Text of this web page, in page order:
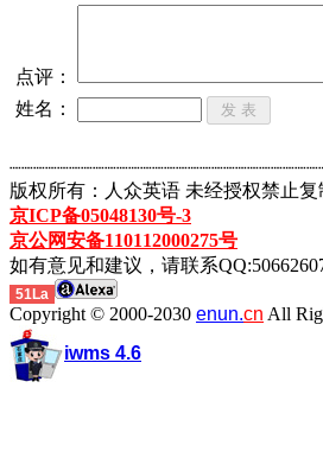
点评：
姓名：
版权所有：人众英语 未经授权禁止
京ICP备05048130号-3
京公网安备110112000275号
如有意见和建议，请联系
51La
Copyright © 2000-2030 enun.cn All
iwms 4.6